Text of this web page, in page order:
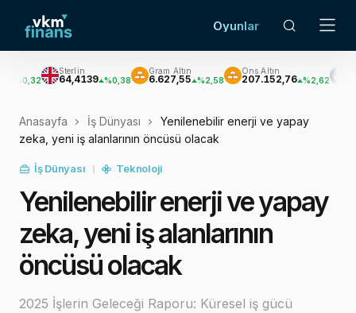
Oyunlar
Sterlin
64,4139 %0,38
Gram Altın
6.627,55 %2,58
Ons Altın
207.152,76 %2,62
Gümüş
3.033,47
Anasayfa İş Dünyası
Yenilenebilir enerji ve yapay
zeka, yeni iş alanlarının öncüsü olacak
İş Dünyası Teknoloji
Yenilenebilir enerji ve yapay
zeka, yeni iş alanlarının
öncüsü olacak
2025 İşlerin Geleceği Raporu: Küresel iş gücü